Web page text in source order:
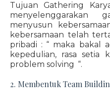
Tujuan Gathering
menyelenggarakan
menyusun
kebersamaan telah
pribadi : “ maka bakal
kepedulian, rasa setia
problem solving “.
2. Membentuk Team